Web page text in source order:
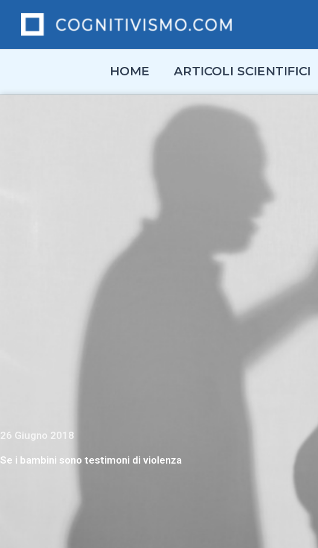
contenuto
HOME ARTICOLI SCIENTIFICI
26 Giugno 2018
Se i bambini sono testimoni di violenza